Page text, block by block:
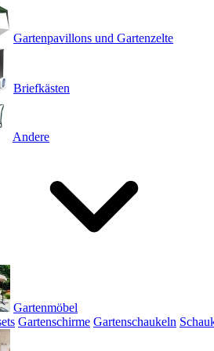
Gartenpavillons und Gartenzelte
Briefkästen
Andere
Gartenmöbel
Gartenschirme Gartenschaukeln